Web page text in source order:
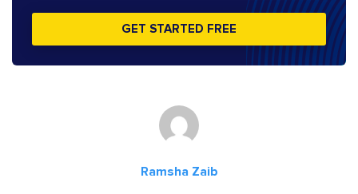
GET STARTED FREE
Ramsha Zaib